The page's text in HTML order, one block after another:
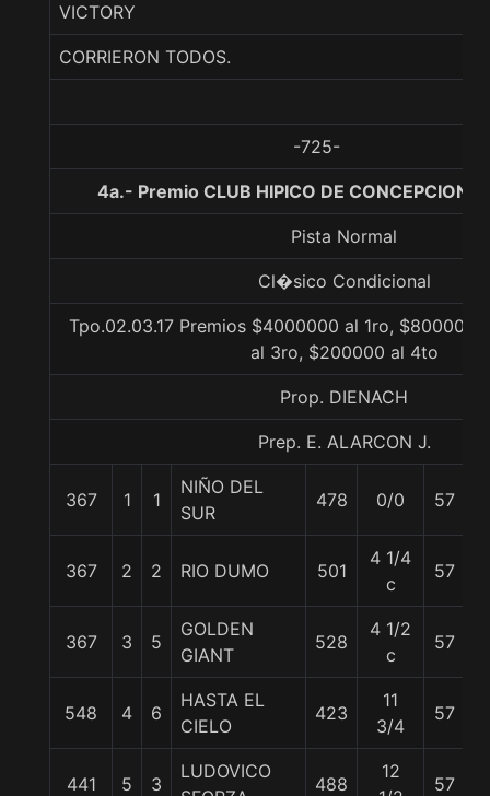
VICTORY
CORRIERON TODOS.
-725-
4a.- Premio CLUB HIPICO DE CONCEPCION,
Pista Normal
Cl�sico Condicional
Tpo.02.03.17 Premios $4000000 al 1ro, $800000
al 3ro, $200000 al 4to
Prop. DIENACH
Prep. E. ALARCON J.
367 1 1
NIÑO DEL
SUR
478 0/0 57
367 2 2 RIO DUMO 501
4 1/4
c
57
367 3 5
GOLDEN
GIANT
528
4 1/2
c
57
548 4 6
HASTA EL
CIELO
423
11
3/4
57
441 5 3
LUDOVICO
488
12
57